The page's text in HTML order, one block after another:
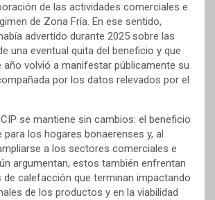
de las actividades comerciales e
de Zona Fría. En ese sentido,
advertido durante 2025 sobre las
una eventual quita del beneficio y que
año volvió a manifestar públicamente su
por los datos relevados por el
se mantiene sin cambios: el beneficio
los hogares bonaerenses y, al
a los sectores comerciales e
argumentan, estos también enfrentan
calefacción que terminan impactando
de los productos y en la viabilidad